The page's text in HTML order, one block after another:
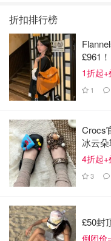
新生儿连体衣服一定要
切记买的时候一定要选
不要选择拉链或者绑带
建议新生儿的首选是3m
小生儿本来就小，骨头
如果选择太小号，穿衣
这个是外套一定要选择
外套选择好，还要选择
如果不选择内搭，宝宝
折扣排行榜
£961！
1折起+
1
Crocs
冰云
4折起+
3
£50封
倒闭价